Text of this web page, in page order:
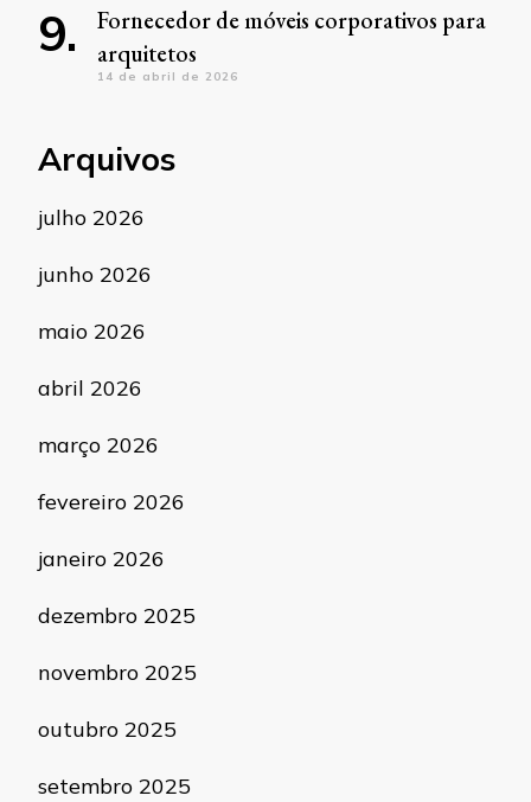
Fornecedor de móveis corporativos para
arquitetos
14 de abril de 2026
Arquivos
julho 2026
junho 2026
maio 2026
abril 2026
março 2026
fevereiro 2026
janeiro 2026
dezembro 2025
novembro 2025
outubro 2025
setembro 2025